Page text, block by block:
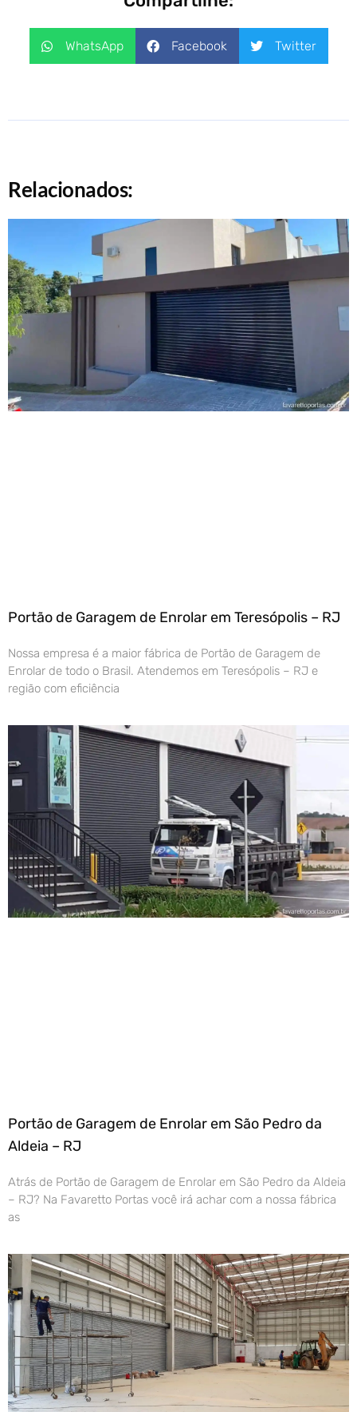
WhatsApp Facebook Twitter
Relacionados:
Portão de Garagem de Enrolar em Teresópolis – RJ
Nossa empresa é a maior fábrica de Portão de Garagem de
Enrolar de todo o Brasil. Atendemos em Teresópolis – RJ e
região com eficiência
Portão de Garagem de Enrolar em São Pedro da
Aldeia – RJ
Atrás de Portão de Garagem de Enrolar em São Pedro da Aldeia
– RJ? Na Favaretto Portas você irá achar com a nossa fábrica
as